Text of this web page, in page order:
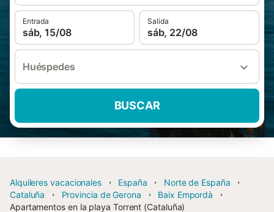
Entrada
sáb, 15/08
Salida
sáb, 22/08
Huéspedes
BUSCAR
Alquileres vacacionales España
Norte de España
Cataluña
Provincia de Gerona
Baix Empordà
Apartamentos en la playa Torrent (Cataluña)